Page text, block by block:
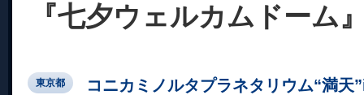
『七夕ウェルカムドーム
東京都 コニカミノルタプラネタリウム“満